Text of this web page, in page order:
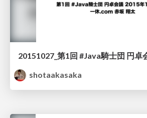
20151027_第1回 #Java騎士団 円卓
shotaakasaka